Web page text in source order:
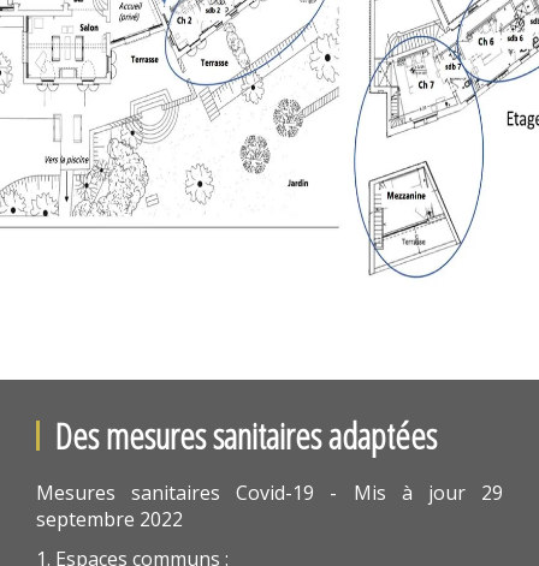
Des mesures sanitaires adaptées
Mesures sanitaires Covid-19 - Mis à jour 29
septembre 2022
1. Espaces communs :